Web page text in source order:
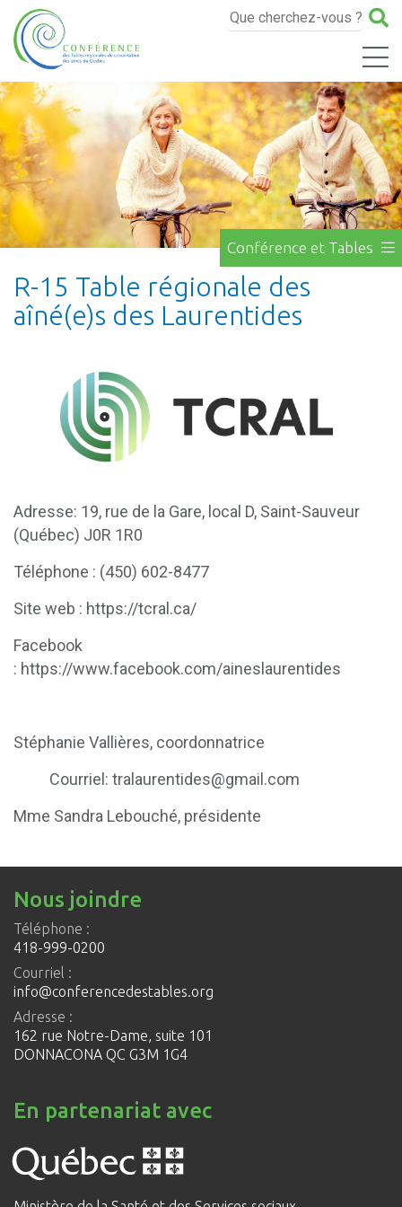
Conférence et Tables
R-15 Table régionale des
aîné(e)s des Laurentides
Adresse: 19, rue de la Gare, local D, Saint-Sauveur
(Québec) J0R 1R0
Téléphone : (450) 602-8477
Site web : https://tcral.ca/
Facebook
: https://www.facebook.com/aineslaurentides
Stéphanie Vallières, coordonnatrice
Courriel: tralaurentides@gmail.com
Mme Sandra Lebouché, présidente
Nous joindre
Téléphone :
418-999-0200
Courriel :
info@conferencedestables.org
Adresse :
162 rue Notre-Dame, suite 101
DONNACONA QC G3M 1G4
En partenariat avec